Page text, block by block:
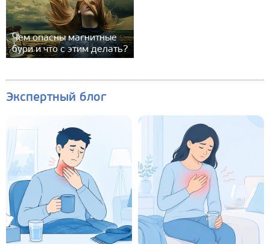
Чем опасны магнитные
бури и что с этим делать?
Экспертный блог